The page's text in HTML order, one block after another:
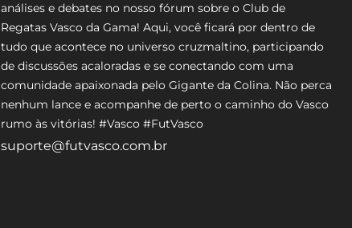
análises e debates no nosso fórum sobre o Club de
Regatas Vasco da Gama! Aqui, você ficará por dentro de
tudo que acontece no universo cruzmaltino, participando
de discussões acaloradas e se conectando com uma
comunidade apaixonada pelo Gigante da Colina. Não perca
nenhum lance e acompanhe de perto o caminho do Vasco
rumo às vitórias! #Vasco #FutVasco
suporte@futvasco.com.br